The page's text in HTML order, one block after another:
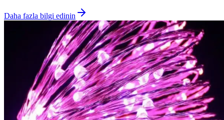
Daha fazla bilgi edinin